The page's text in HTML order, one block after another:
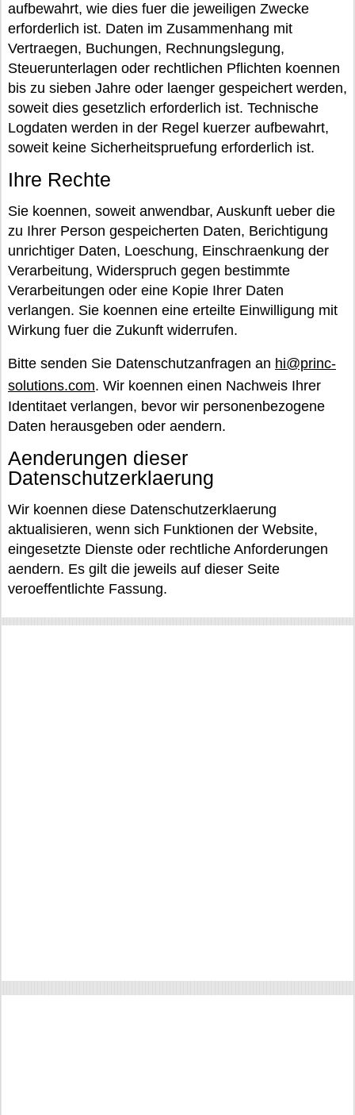
aufbewahrt, wie dies fuer die jeweiligen Zwecke
erforderlich ist. Daten im Zusammenhang mit
Vertraegen, Buchungen, Rechnungslegung,
Steuerunterlagen oder rechtlichen Pflichten koennen
bis zu sieben Jahre oder laenger gespeichert werden,
soweit dies gesetzlich erforderlich ist. Technische
Logdaten werden in der Regel kuerzer aufbewahrt,
soweit keine Sicherheitspruefung erforderlich ist.
Ihre Rechte
Sie koennen, soweit anwendbar, Auskunft ueber die
zu Ihrer Person gespeicherten Daten, Berichtigung
unrichtiger Daten, Loeschung, Einschraenkung der
Verarbeitung, Widerspruch gegen bestimmte
Verarbeitungen oder eine Kopie Ihrer Daten
verlangen. Sie koennen eine erteilte Einwilligung mit
Wirkung fuer die Zukunft widerrufen.
Bitte senden Sie Datenschutzanfragen an hi@princ-
solutions.com. Wir koennen einen Nachweis Ihrer
Identitaet verlangen, bevor wir personenbezogene
Daten herausgeben oder aendern.
Aenderungen dieser
Datenschutzerklaerung
Wir koennen diese Datenschutzerklaerung
aktualisieren, wenn sich Funktionen der Website,
eingesetzte Dienste oder rechtliche Anforderungen
aendern. Es gilt die jeweils auf dieser Seite
veroeffentlichte Fassung.